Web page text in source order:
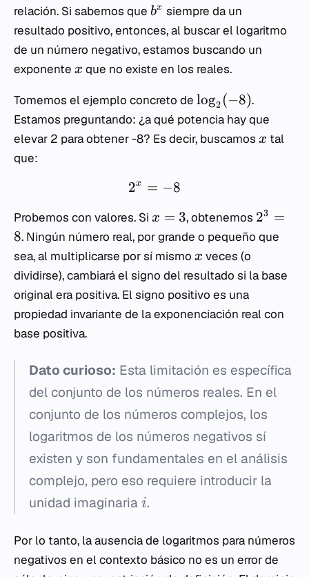
relación. Si sabemos que bx siempre da un
resultado positivo, entonces, al buscar el logaritmo
de un número negativo, estamos buscando un
exponente x que no existe en los reales.
Tomemos el ejemplo concreto de log2 (−8).
Estamos preguntando: ¿a qué potencia hay que
elevar 2 para obtener -8? Es decir, buscamos x tal
que:
2x = −8
Probemos con valores. Si x = 3, obtenemos 23 =
8. Ningún número real, por grande o pequeño que
sea, al multiplicarse por sí mismo x veces (o
dividirse), cambiará el signo del resultado si la base
original era positiva. El signo positivo es una
propiedad invariante de la exponenciación real con
base positiva.
Dato curioso: Esta limitación es específica
del conjunto de los números reales. En el
conjunto de los números complejos, los
logaritmos de los números negativos sí
existen y son fundamentales en el análisis
complejo, pero eso requiere introducir la
unidad imaginaria i.
Por lo tanto, la ausencia de logaritmos para números
negativos en el contexto básico no es un error de